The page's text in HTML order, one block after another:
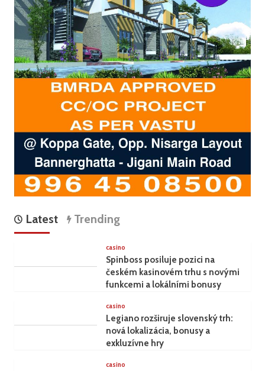
Latest Trending
casino
Spinboss posiluje pozici na
českém kasinovém trhu s novými
funkcemi a lokálními bonusy
casino
Legiano rozširuje slovenský trh:
nová lokalizácia, bonusy a
exkluzívne hry
casino